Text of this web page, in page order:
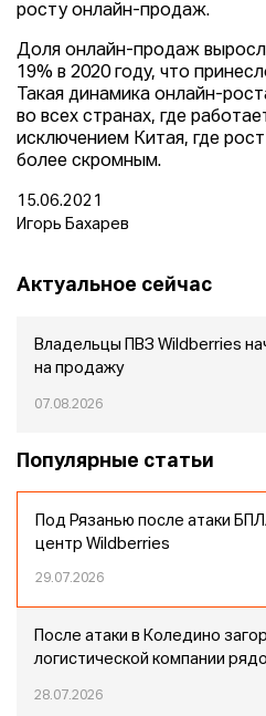
росту онлайн-продаж.
Доля онлайн-продаж
19% в 2020 году, что
Такая динамика онлайн-
во всех странах, где
исключением Китая, где
более скромным.
15.06.2021
Игорь Бахарев
Актуальное сейчас
Владельцы ПВЗ Wildberries
на продажу
07.08.2026
Популярные статьи
Под Рязанью после атаки
центр Wildberries
29.07.2026
После атаки в Коледино
логистической компании
28.07.2026